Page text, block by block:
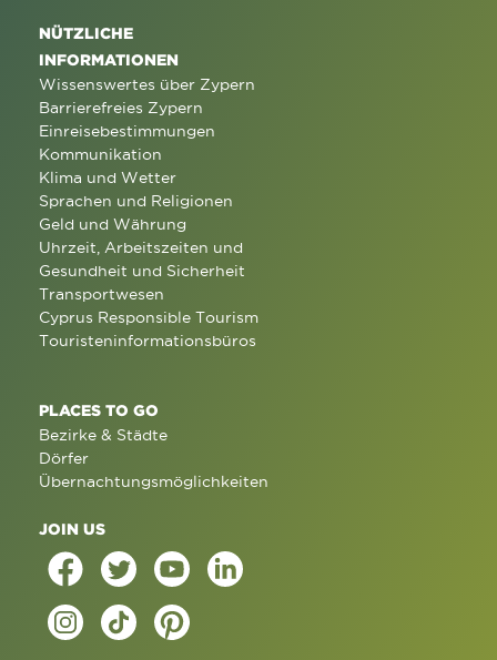
NÜTZLICHE
INFORMATIONEN
Wissenswertes über Zypern
Barrierefreies Zypern
Einreisebestimmungen
Kommunikation
Klima und Wetter
Sprachen und Religionen
Geld und Währung
Uhrzeit, Arbeitszeiten und
Gesundheit und Sicherheit
Transportwesen
Cyprus Responsible Tourism
Touristeninformationsbüros
PLACES TO GO
Bezirke & Städte
Dörfer
Übernachtungsmöglichkeiten
JOIN US